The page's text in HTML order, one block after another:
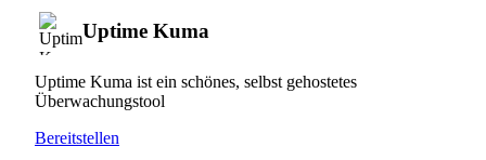
Uptime Kuma
Uptime Kuma ist ein schönes, selbst gehostetes
Überwachungstool
Bereitstellen